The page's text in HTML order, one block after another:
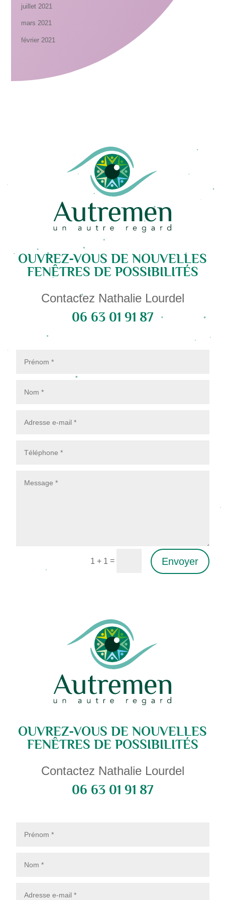
juillet 2021
mars 2021
février 2021
OUVREZ-VOUS DE NOUVELLES
FENÊTRES DE POSSIBILITÉS
Contactez Nathalie Lourdel
06 63 01 91 87
1 + 1 = Envoyer
OUVREZ-VOUS DE NOUVELLES
FENÊTRES DE POSSIBILITÉS
Contactez Nathalie Lourdel
06 63 01 91 87